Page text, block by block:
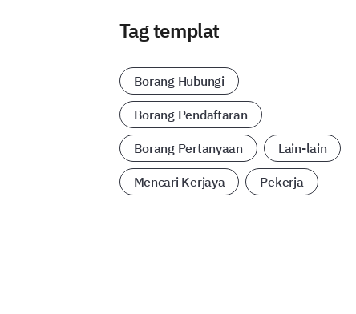
Tag templat
Borang Hubungi
Borang Pendaftaran
Borang Pertanyaan Lain-lain
Mencari Kerjaya Pekerja